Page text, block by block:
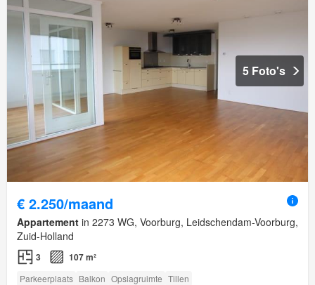
5 Foto's
€ 2.250/maand
Appartement in 2273 WG, Voorburg, Leidschendam-Voorburg,
Zuid-Holland
3 107 m²
Parkeerplaats Balkon Opslagruimte Tillen